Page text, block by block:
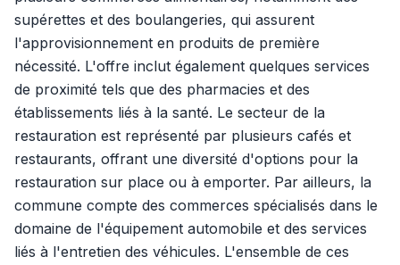
supérettes et des boulangeries, qui assurent
l'approvisionnement en produits de première
nécessité. L'offre inclut également quelques services
de proximité tels que des pharmacies et des
établissements liés à la santé. Le secteur de la
restauration est représenté par plusieurs cafés et
restaurants, offrant une diversité d'options pour la
restauration sur place ou à emporter. Par ailleurs, la
commune compte des commerces spécialisés dans le
domaine de l'équipement automobile et des services
liés à l'entretien des véhicules. L'ensemble de ces